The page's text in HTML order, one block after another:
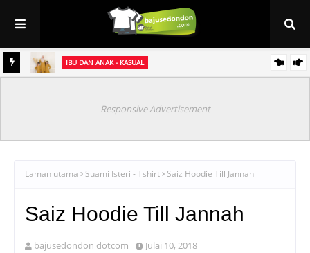
IBU DAN ANAK - KASUAL
Responsive Advertisement
Laman utama Suami Isteri - Tshirt Saiz Hoodie Till Jannah
Saiz Hoodie Till Jannah
bajusedondon dotcom Julai 10, 2018